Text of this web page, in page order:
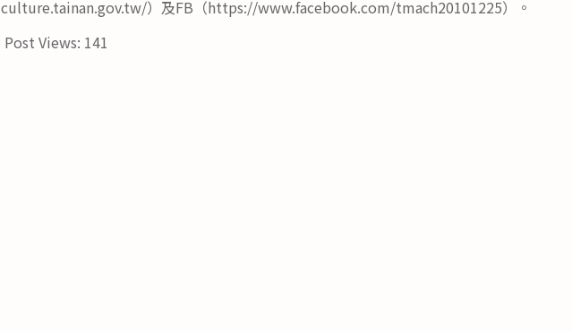
culture.tainan.gov.tw/）及FB（https://www.facebook.com/tmach20101225）。
Post Views: 141